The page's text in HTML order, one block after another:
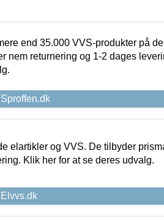
end 35.000 VVS-produkter på
nem returnering og 1-2 dages
elartikler og VVS. De tilbyder
Klik her for at se deres udvalg.